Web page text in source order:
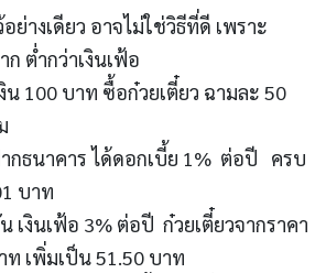
อย่างเดียว อาจไม่ใช่วิธีที่ดี เพราะ
ก ต่ำกว่าเงินเฟ้อ
น 100 บาท ซื้อก๋วยเตี๋ยว ฉามละ 50
ากธนาคาร ได้ดอกเบี้ย 1% ต่อปี ครบ
บาท
เงินเฟ้อ 3% ต่อปี ก๋วยเตี๋ยวจากราคา
เพิ่มเป็น 51.50 บาท